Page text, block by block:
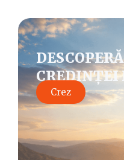
CREDINȚEI
Crez